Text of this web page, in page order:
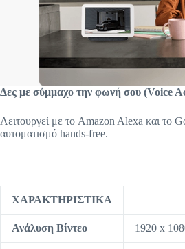
Δες με σύμμαχο την φωνή σου (Voice
Λειτουργεί με το Amazon Alexa και το
αυτοματισμό hands-free.
ΧΑΡΑΚΤΗΡΙΣΤΙΚΑ
Ανάλυση Βίντεο 1920 x